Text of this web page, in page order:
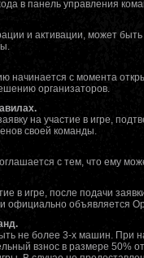
в панель управления
и активации, может
начинается с момента
организаторов.
на участие в игре,
своей команды.
с тем, что ему
в игре, после подачи
официально объявляется
не более 3-х машин. При
взнос в размере 50%